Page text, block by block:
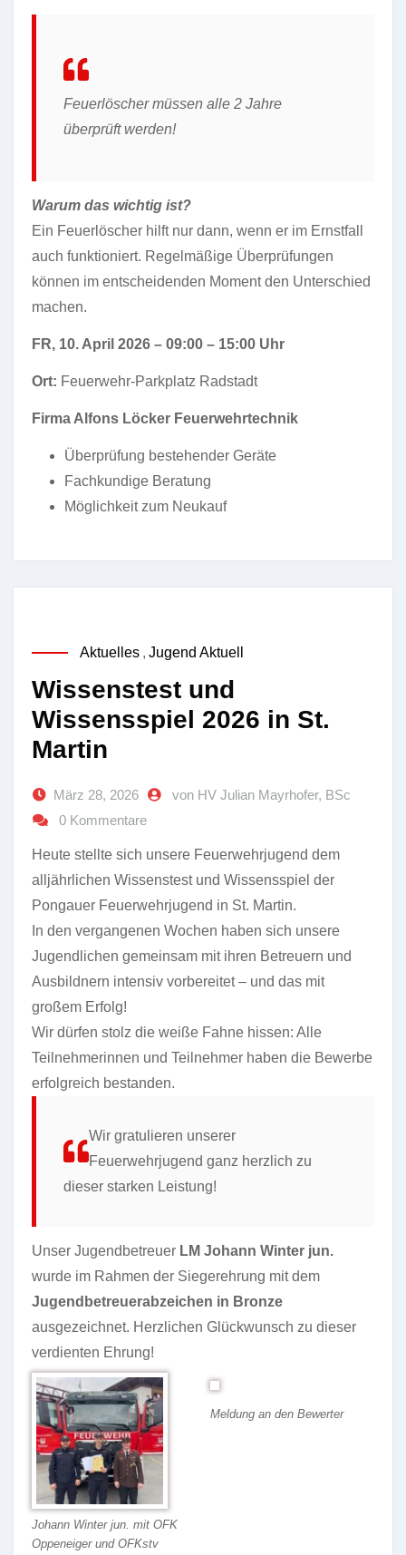
Feuerlöscher müssen alle 2 Jahre
überprüft werden!
Warum das wichtig ist?
Ein Feuerlöscher hilft nur dann, wenn er im Ernstfall
auch funktioniert. Regelmäßige Überprüfungen
können im entscheidenden Moment den Unterschied
machen.
FR, 10. April 2026 – 09:00 – 15:00 Uhr
Ort: Feuerwehr-Parkplatz Radstadt
Firma Alfons Löcker Feuerwehrtechnik
Überprüfung bestehender Geräte
Fachkundige Beratung
Möglichkeit zum Neukauf
Aktuelles , Jugend Aktuell
Wissenstest und
Wissensspiel 2026 in St.
Martin
März 28, 2026
von HV Julian Mayrhofer, BSc
0 Kommentare
Heute stellte sich unsere Feuerwehrjugend dem
alljährlichen Wissenstest und Wissensspiel der
Pongauer Feuerwehrjugend in St. Martin.
In den vergangenen Wochen haben sich unsere
Jugendlichen gemeinsam mit ihren Betreuern und
Ausbildnern intensiv vorbereitet – und das mit
großem Erfolg!
Wir dürfen stolz die weiße Fahne hissen: Alle
Teilnehmerinnen und Teilnehmer haben die Bewerbe
erfolgreich bestanden.
Wir gratulieren unserer
Feuerwehrjugend ganz herzlich zu
dieser starken Leistung!
Unser Jugendbetreuer LM Johann Winter jun.
wurde im Rahmen der Siegerehrung mit dem
Jugendbetreuerabzeichen in Bronze
ausgezeichnet. Herzlichen Glückwunsch zu dieser
verdienten Ehrung!
Johann Winter jun. mit OFK
Oppeneiger und OFKstv
Meldung an den Bewerter